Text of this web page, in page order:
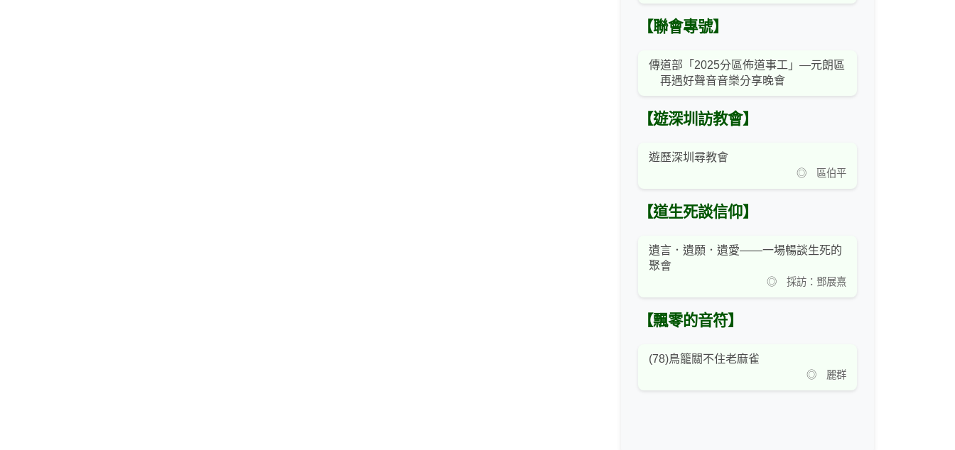
【聯會專號】
傳道部「2025分區佈道事工」—元朗區
再遇好聲音音樂分享晚會
【遊深圳訪教會】
遊歷深圳尋教會
◎ 區伯平
【道生死談信仰】
遺言．遺願．遺愛——一場暢談生死的
聚會
◎ 採訪：鄧展熹
【飄零的音符】
(78)鳥籠關不住老麻雀
◎ 麗群